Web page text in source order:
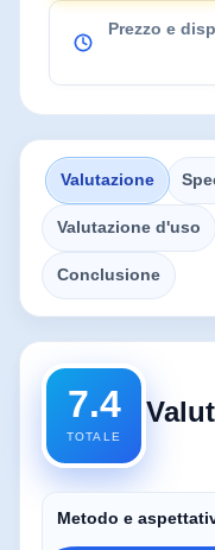
Prezzo e
Valutazione
Valutazione d'uso
Conclusione
7.4
TOTALE
Metodo e